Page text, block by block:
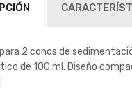
2 conos de
de 100 ml. Diseño